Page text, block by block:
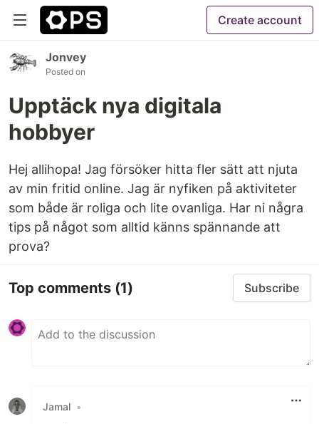
Create account
Jonvey
Posted on
Upptäck nya digitala
hobbyer
Hej allihopa! Jag försöker hitta fler sätt att njuta
av min fritid online. Jag är nyfiken på aktiviteter
som både är roliga och lite ovanliga. Har ni några
tips på något som alltid känns spännande att
prova?
Top comments (1) Subscribe
Jamal •